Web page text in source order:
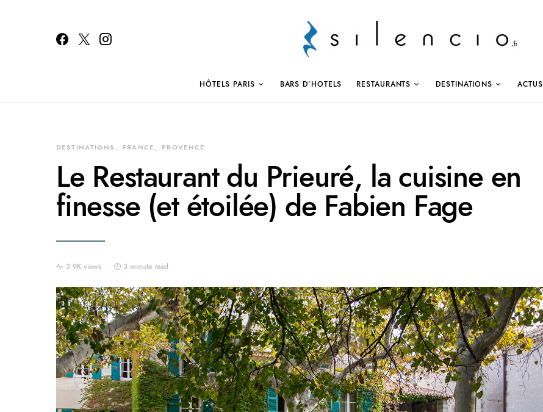
HÔTELS PARIS BARS D’HOTELS RESTAURANTS DESTINATIONS ACTUS
DESTINATIONS FRANCE PROVENCE
Le Restaurant du Prieuré, la cuisine en
finesse (et étoilée) de Fabien Fage
2.9K views 3 minute read